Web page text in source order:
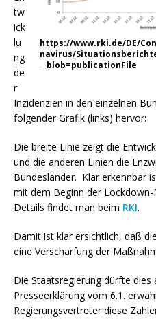
https://www.rki.de/DE/
navirus/
__blob=publicationFile
tw
ick
lu
ng
de
r
Inzidenzien in den einzelnen
folgender Grafik (links) hervor:
Die breite Linie zeigt die
und die anderen Linien die
Bundesländer. Klar erkennbar
mit dem Beginn der
Details findet man beim RKI.
Damit ist klar ersichtlich, daß
eine Verschärfung der
Die Staatsregierung dürfte dies
Presseerklärung vom 6.1.
Regierungsvertreter diese